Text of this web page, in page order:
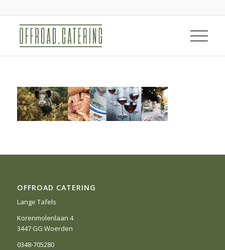
OFFROAD CATERING
Lange Tafels
Korenmolenlaan 4
3447 GG Woerden
0348-705280